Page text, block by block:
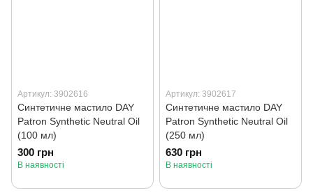
Артикул: 3902616
Синтетичне мастило DAY
Patron Synthetic Neutral Oil
(100 мл)
300 грн
В наявності
Артикул: 3902617
Синтетичне мастило DAY
Patron Synthetic Neutral Oil
(250 мл)
630 грн
В наявності